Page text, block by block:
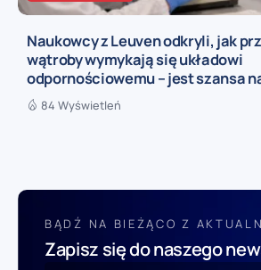
Naukowcy z Leuven odkryli, jak
wątroby wymykają się układowi
odpornościowemu – jest szansa
84 Wyświetleń
BĄDŹ NA BIEŻĄCO Z
Zapisz się do naszego